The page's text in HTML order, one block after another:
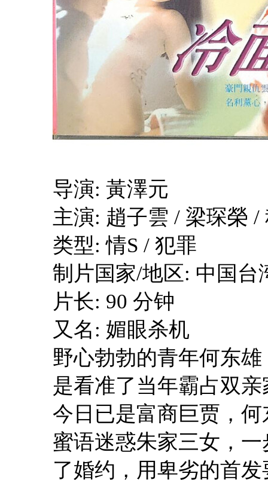
导演: 黃澤元
主演: 趙子雲 / 梁琛榮
类型: 情S / 犯罪
制片国家/地区: 中国台
片长: 90 分钟
又名: 媚眼杀机
野心勃勃的青年何东
是看准了当年霸占双
今日已是富商巨贾，
蜜语迷惑朱家三女，
了婚约，用卑劣的首